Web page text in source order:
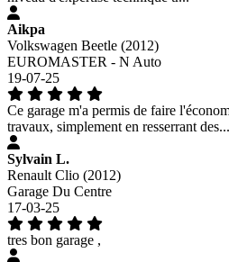
Aikpa
Volkswagen Beetle (2012)
EUROMASTER - N Auto
19-07-25
Ce garage m'a permis de faire
travaux, simplement en resserrant des...
Sylvain L.
Renault Clio (2012)
Garage Du Centre
17-03-25
tres bon garage ,